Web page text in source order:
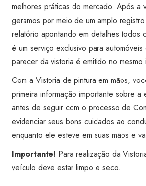
melhores práticas do mercado. Após a
geramos por meio de um amplo
relatório apontando em detalhes todos
é um serviço exclusivo para
parecer da vistoria é emitido no mesmo
Com a Vistoria de pintura em mãos,
primeira informação importante sobre a
antes de seguir com o processo de
evidenciar seus bons cuidados ao
enquanto ele esteve em suas mãos e
Importante! Para realização da
veículo deve estar limpo e seco.